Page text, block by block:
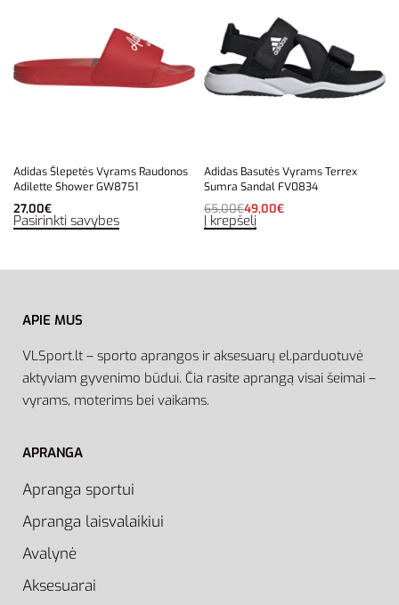
Adidas Šlepetės Vyrams Raudonos
Adilette Shower GW8751
27,00€
Pasirinkti savybes
Adidas Basutės Vyrams Terrex
Sumra Sandal FV0834
65,00€49,00€
Į krepšelį
APIE MUS
VLSport.lt – sporto aprangos ir aksesuarų el.parduotuvė
aktyviam gyvenimo būdui. Čia rasite aprangą visai šeimai –
vyrams, moterims bei vaikams.
APRANGA
Apranga sportui
Apranga laisvalaikiui
Avalynė
Aksesuarai